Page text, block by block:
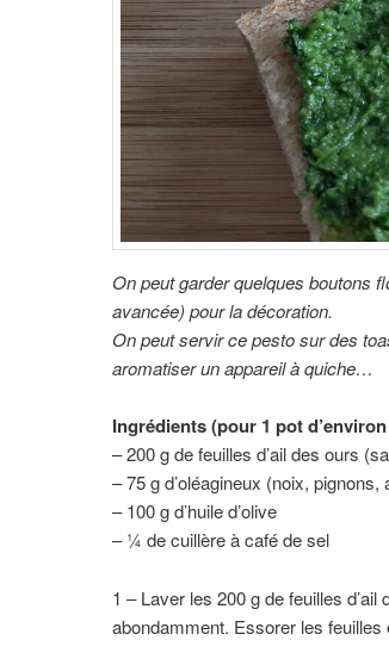
On peut garder quelques boutons
avancée) pour la décoration.
On peut servir ce pesto sur des
aromatiser un appareil à quiche…
Ingrédients (pour 1 pot
– 200 g de feuilles d’ail des ours
– 75 g d’oléagineux (noix,
– 100 g d’huile d’olive
– ¼ de cuillère à café de sel
1 – Laver les 200 g de feuilles
abondamment. Essorer les